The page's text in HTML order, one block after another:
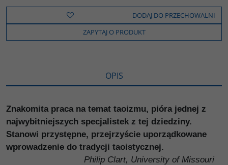
e
o
k
t
t
e
o
y
i
n
k
z
e
l
s
DODAJ DO PRZECHOWALNI
ZAPYTAJ O PRODUKT
OPIS
Znakomita praca na temat taoizmu, pióra jednej z
najwybitniejszych specjalistek z tej dziedziny.
Stanowi przystępne, przejrzyście uporządkowane
wprowadzenie do tradycji taoistycznej.
Philip Clart, University of Missouri